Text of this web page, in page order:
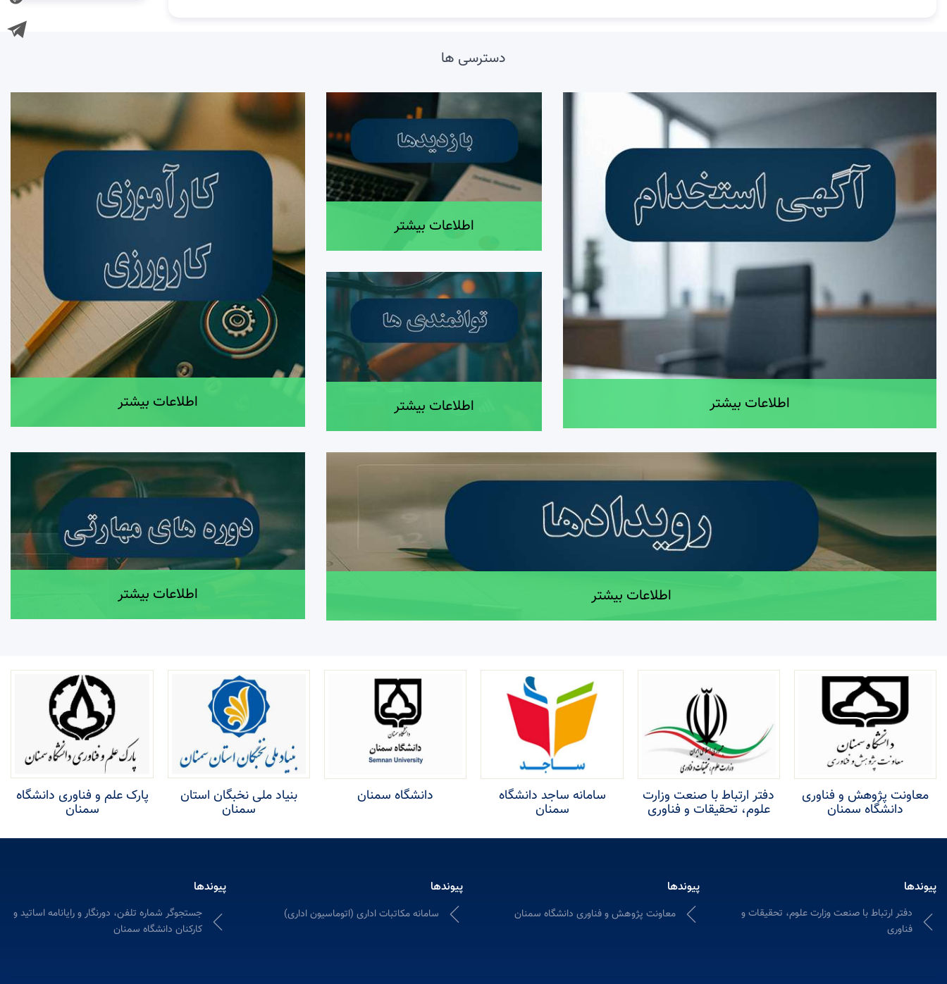
دسترسی ها
اطلاعات بیشتر
اطلاعات بیشتر
اطلاعات بیشتر اطلاعات بیشتر
اطلاعات بیشتر اطلاعات بیشتر
معاونت پژوهش و فناوری
دانشگاه سمنان
دفتر ارتباط با صنعت وزارت
علوم، تحقیقات و فناوری
سامانه ساجد دانشگاه
سمنان
دانشگاه سمنان بنیاد ملی نخبگان استان
سمنان
پارک علم و فناوری دانشگاه
سمنان
پیوندها
دفتر ارتباط با صنعت وزارت علوم، تحقیقات و
فناوری
پیوندها
معاونت پژوهش و فناوری دانشگاه سمنان
پیوندها
سامانه مکاتبات اداری (اتوماسیون اداری)
پیوندها
جستجوگر شماره تلفن، دورنگار و رایانامه اساتید و
کارکنان دانشگاه سمنان